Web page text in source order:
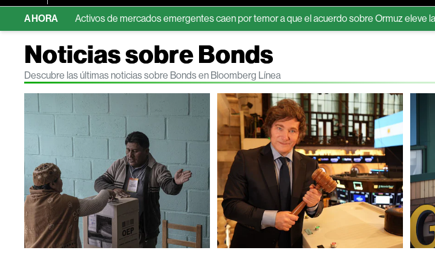
AHORA
Activos de mercados emergentes caen por temor a que el acuerdo sobre Ormuz eleve las tensiones
Noticias sobre Bonds
Descubre las últimas noticias sobre Bonds en Bloomberg Línea